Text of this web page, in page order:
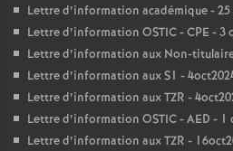
Lettre d’information académique -
Lettre d’information OSTIC - CPE - 3
Lettre d’information aux Non-
Lettre d’information aux S1 -
Lettre d’information aux TZR -
Lettre d’information OSTIC - AED - 1
Lettre d’information aux TZR -